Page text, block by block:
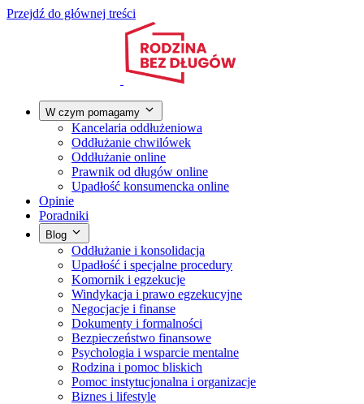
Przejdź do głównej treści
W czym pomagamy
Kancelaria oddłużeniowa
Oddłużanie chwilówek
Oddłużanie online
Prawnik od długów online
Upadłość konsumencka online
Opinie
Poradniki
Blog
Oddłużanie i konsolidacja
Upadłość i specjalne procedury
Komornik i egzekucje
Windykacja i prawo egzekucyjne
Negocjacje i finanse
Dokumenty i formalności
Bezpieczeństwo finansowe
Psychologia i wsparcie mentalne
Rodzina i pomoc bliskich
Pomoc instytucjonalna i organizacje
Biznes i lifestyle